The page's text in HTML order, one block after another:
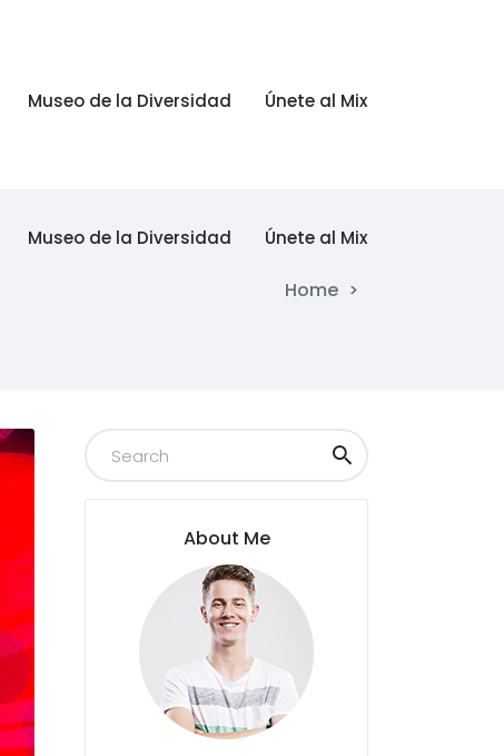
Museo de la Diversidad Únete al Mix
Museo de la Diversidad Únete al Mix
Home >
About Me